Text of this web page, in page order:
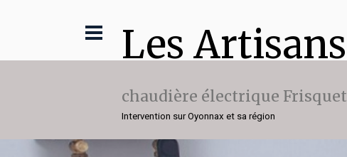
Les Artisans
chaudière électrique Frisquet
Intervention sur Oyonnax et sa région